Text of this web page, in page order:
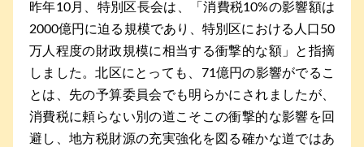
昨年10月、特別区長会は、「消費税10%の影響額は
2000億円に迫る規模であり、特別区における人口50
万人程度の財政規模に相当する衝撃的な額」と指摘
しました。北区にとっても、71億円の影響がでるこ
とは、先の予算委員会でも明らかにされましたが、
消費税に頼らない別の道こそこの衝撃的な影響を回
避し、地方税財源の充実強化を図る確かな道ではあ